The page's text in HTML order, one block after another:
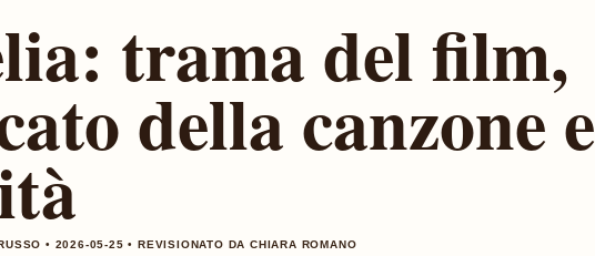
trama del film,
della canzone e
• 2026-05-25 • REVISIONATO DA CHIARA ROMANO